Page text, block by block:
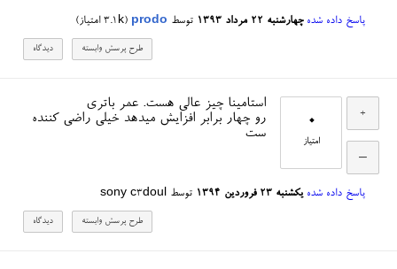
پاسخ داده شده چهارشنبه ۲۲ مرداد ۱۳۹۳ توسط prodo
(
3.1k امتیاز)
0
امتیاز
استامینا چیز عالی هست. عمر باتری
رو چهار برابر افزایش میدهد خیلی راضی کننده
ست
پاسخ داده شده یکشنبه ۲۳ فروردین ۱۳۹۴ توسط sony c3doul